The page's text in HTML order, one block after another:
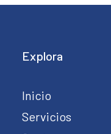
Explora
Inicio
Servicios